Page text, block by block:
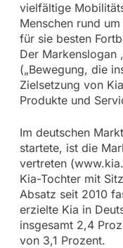
vielfältige
Menschen rund
für sie besten
Der Markenslogan
(„Bewegung, die
Zielsetzung von
Produkte und
Im deutschen
startete, ist die
vertreten
Kia-Tochter mit
Absatz seit 2010
erzielte Kia in
insgesamt 2,4
von 3,1 Prozent.